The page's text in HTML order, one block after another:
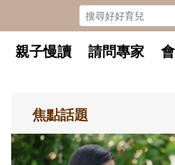
親子慢讀 請問專家
焦點話題